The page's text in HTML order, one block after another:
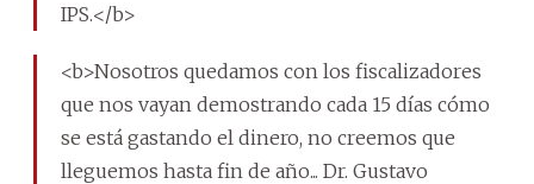
IPS.</b>
<b>Nosotros quedamos con los fiscalizadores
que nos vayan demostrando cada 15 días cómo
se está gastando el dinero, no creemos que
lleguemos hasta fin de año... Dr. Gustavo